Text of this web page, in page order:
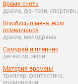
Время сиять
драма, фэнтези, спортивн.
Влюбись в меня, если
осмелишься
драма, мелодрама
Самурай и пленник
детектив, экшн
Материя времени
триллер, фантастика,
криминальн.